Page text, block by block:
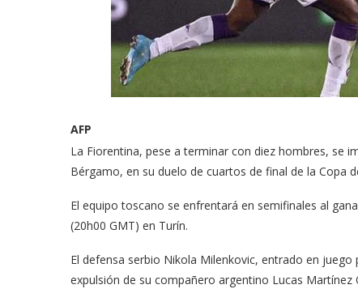
AFP
La Fiorentina, pese a terminar con diez hombres, se
Bérgamo, en su duelo de cuartos de final de la Copa
El equipo toscano se enfrentará en semifinales al
(20h00 GMT) en Turín.
El defensa serbio Nikola Milenkovic, entrado en
expulsión de su compañero argentino Lucas